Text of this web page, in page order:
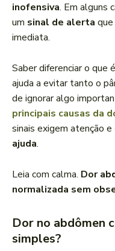
inofensiva. Em alguns
um sinal de alerta
imediata.
Saber diferenciar o que
ajuda a evitar tanto o
de ignorar algo
principais causas da
sinais exigem atenção e
ajuda.
Leia com calma. Dor
normalizada sem
Dor no abdômen
simples?